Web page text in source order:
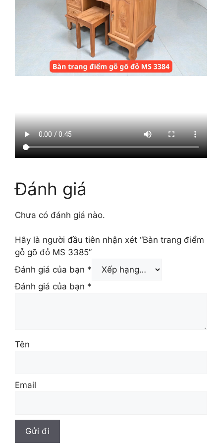
Đánh giá
Chưa có đánh giá nào.
Hãy là người đầu tiên nhận xét “Bàn trang điểm
gỗ gõ đỏ MS 3385”
Đánh giá của bạn *
Đánh giá của bạn *
Tên
Email